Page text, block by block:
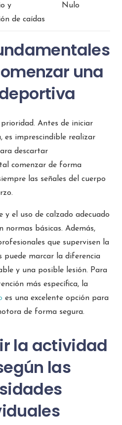
y
de caídas
Nulo
una
Antes de iniciar
es imprescindible realizar
descartar
comenzar de forma
las señales del cuerpo
el uso de calzado adecuado
normas básicas. Además,
que supervisen la
puede marcar la diferencia
y una posible lesión. Para
más específica, la
es una excelente opción para
de forma segura.
la actividad
las